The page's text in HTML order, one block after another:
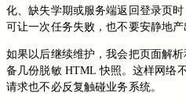
化、缺失学期或服务端返回登录页
可让一次任务失败，也不要安静地产
如果以后继续维护，我会把页面解
备几份脱敏 HTML 快照。这样网络
请求也不必反复触碰业务系统。